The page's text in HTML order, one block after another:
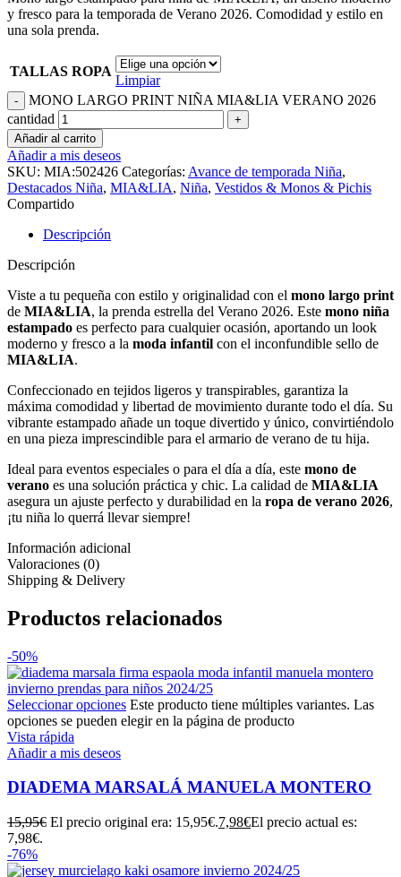
y fresco para la temporada de Verano 2026. Comodidad y estilo en
una sola prenda.
TALLAS ROPA
Limpiar
MONO LARGO PRINT NIÑA MIA&LIA VERANO 2026
cantidad
Añadir al carrito
Añadir a mis deseos
SKU: MIA:502426 Categorías: Avance de temporada Niña,
Destacados Niña, MIA&LIA, Niña, Vestidos & Monos & Pichis
Compartido
Descripción
Descripción
Viste a tu pequeña con estilo y originalidad con el mono largo print
de MIA&LIA, la prenda estrella del Verano 2026. Este mono niña
estampado es perfecto para cualquier ocasión, aportando un look
moderno y fresco a la moda infantil con el inconfundible sello de
MIA&LIA.
Confeccionado en tejidos ligeros y transpirables, garantiza la
máxima comodidad y libertad de movimiento durante todo el día. Su
vibrante estampado añade un toque divertido y único, convirtiéndolo
en una pieza imprescindible para el armario de verano de tu hija.
Ideal para eventos especiales o para el día a día, este mono de
verano es una solución práctica y chic. La calidad de MIA&LIA
asegura un ajuste perfecto y durabilidad en la ropa de verano 2026,
¡tu niña lo querrá llevar siempre!
Información adicional
Valoraciones (0)
Shipping & Delivery
Productos relacionados
-50%
Seleccionar opciones Este producto tiene múltiples variantes. Las
opciones se pueden elegir en la página de producto
Vista rápida
Añadir a mis deseos
DIADEMA MARSALÁ MANUELA MONTERO
15,95€ El precio original era: 15,95€.7,98€El precio actual es:
7,98€.
-76%